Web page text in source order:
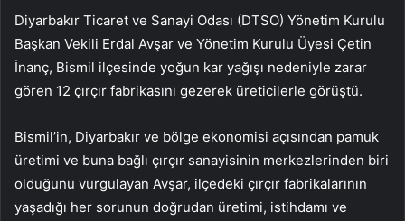
Diyarbakır Ticaret ve Sanayi Odası (DTSO) Yönetim Kurulu
Başkan Vekili Erdal Avşar ve Yönetim Kurulu Üyesi Çetin
İnanç, Bismil ilçesinde yoğun kar yağışı nedeniyle zarar
gören 12 çırçır fabrikasını gezerek üreticilerle görüştü.
Bismil’in, Diyarbakır ve bölge ekonomisi açısından pamuk
üretimi ve buna bağlı çırçır sanayisinin merkezlerinden biri
olduğunu vurgulayan Avşar, ilçedeki çırçır fabrikalarının
yaşadığı her sorunun doğrudan üretimi, istihdamı ve